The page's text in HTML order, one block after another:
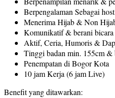
Berpengalaman Sebagai
Menerima Hijab & Non
Komunikatif & berani bicara
Aktif, Ceria, Humoris &
Tinggi badan min. 155cm
Penempatan di Bogor Kota
10 jam Kerja (6 jam Live)
Benefit yang ditawarkan: